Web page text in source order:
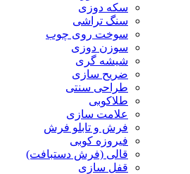
سکه دوزی
سنگ تراشی
سوخت روی چوب
سوزن دوزی
شیشه گری
ضریح سازی
طراحی سنتی
طلاکوبی
علامت سازی
فرش و تابلو فرش
فیروزه کوبی
قالی (فرش دستبافت)
قفل سازی